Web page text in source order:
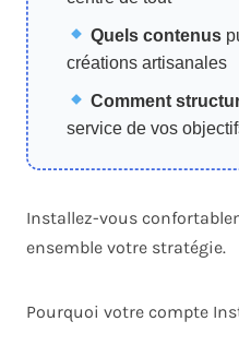
Quels contenus
créations artisanales
Comment
service de vos
Installez-vous
ensemble votre stratégie.
Pourquoi votre compte